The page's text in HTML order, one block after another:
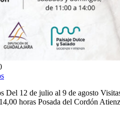
Del 12 de julio al 9 de agosto
horas Posada del Cordón